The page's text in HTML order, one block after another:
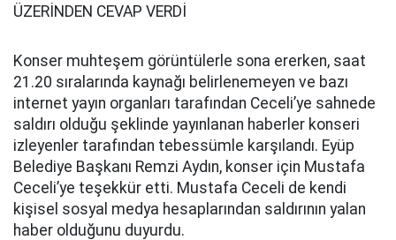
ÜZERİNDEN CEVAP VERDİ
Konser muhteşem görüntülerle sona ererken, saat
21.20 sıralarında kaynağı belirlenemeyen ve bazı
internet yayın organları tarafından Ceceli’ye sahnede
saldırı olduğu şeklinde yayınlanan haberler konseri
izleyenler tarafından tebessümle karşılandı. Eyüp
Belediye Başkanı Remzi Aydın, konser için Mustafa
Ceceli’ye teşekkür etti. Mustafa Ceceli de kendi
kişisel sosyal medya hesaplarından saldırının yalan
haber olduğunu duyurdu.